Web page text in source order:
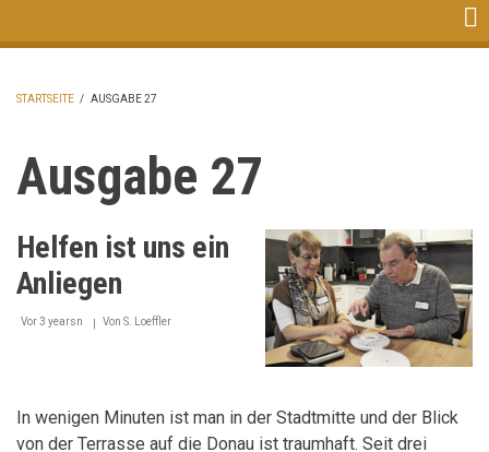
STARTSEITE / AUSGABE 27
Ausgabe 27
Helfen ist uns ein
Anliegen
Vor 3 yearsn Von S. Loeffler
In wenigen Minuten ist man in der Stadtmitte und der Blick
von der Terrasse auf die Donau ist traumhaft. Seit drei